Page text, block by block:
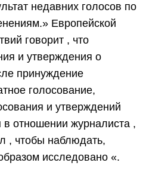
недавних голосов по
Европейской
говорит , что
и утверждения о
принуждение
голосование,
и утверждений
в отношении журналиста ,
, чтобы наблюдать,
исследовано «.